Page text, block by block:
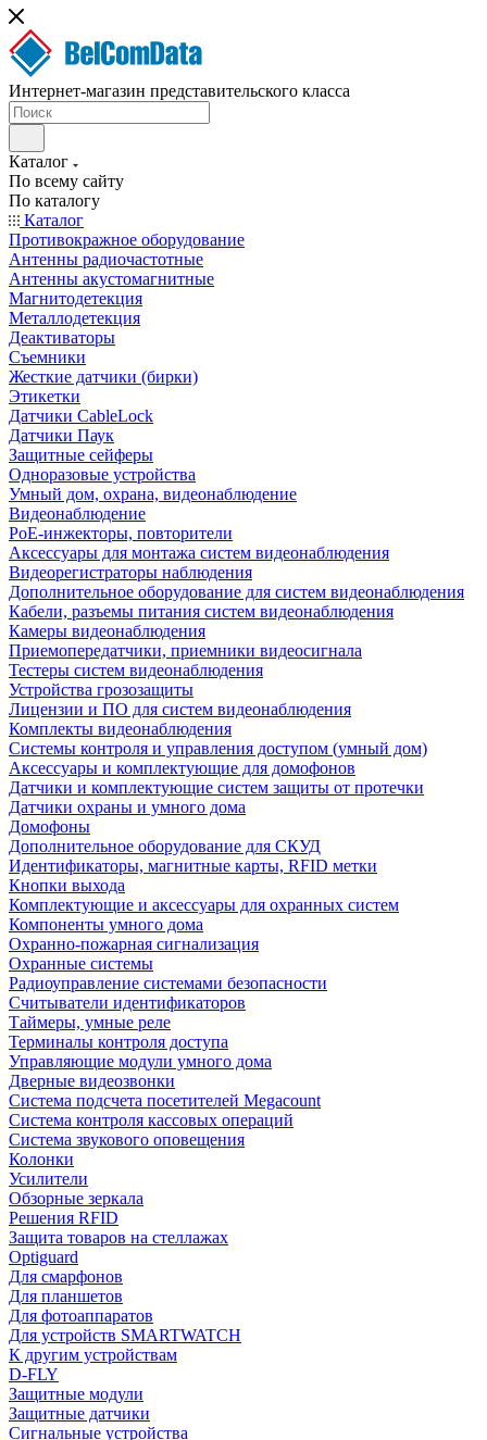
Интернет-магазин представительского класса
Каталог
По всему сайту
По каталогу
Каталог
Противокражное оборудование
Антенны радиочастотные
Антенны акустомагнитные
Магнитодетекция
Металлодетекция
Деактиваторы
Съемники
Жесткие датчики (бирки)
Этикетки
Датчики CableLock
Датчики Паук
Защитные сейферы
Одноразовые устройства
Умный дом, охрана, видеонаблюдение
Видеонаблюдение
PoE-инжекторы, повторители
Аксессуары для монтажа систем видеонаблюдения
Видеорегистраторы наблюдения
Дополнительное оборудование для систем видеонаблюдения
Кабели, разъемы питания систем видеонаблюдения
Камеры видеонаблюдения
Приемопередатчики, приемники видеосигнала
Тестеры систем видеонаблюдения
Устройства грозозащиты
Лицензии и ПО для систем видеонаблюдения
Комплекты видеонаблюдения
Системы контроля и управления доступом (умный дом)
Аксессуары и комплектующие для домофонов
Датчики и комплектующие систем защиты от протечки
Датчики охраны и умного дома
Домофоны
Дополнительное оборудование для СКУД
Идентификаторы, магнитные карты, RFID метки
Кнопки выхода
Комплектующие и аксессуары для охранных систем
Компоненты умного дома
Охранно-пожарная сигнализация
Охранные системы
Радиоуправление системами безопасности
Считыватели идентификаторов
Таймеры, умные реле
Терминалы контроля доступа
Управляющие модули умного дома
Дверные видеозвонки
Система подсчета посетителей Megacount
Система контроля кассовых операций
Система звукового оповещения
Колонки
Усилители
Обзорные зеркала
Решения RFID
Защита товаров на стеллажах
Optiguard
Для смарфонов
Для планшетов
Для фотоаппаратов
Для устройств SMARTWATCH
К другим устройствам
D-FLY
Защитные модули
Защитные датчики
Сигнальные устройства